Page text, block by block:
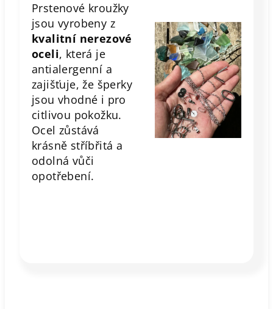
Prstenové kroužky
jsou vyrobeny z
kvalitní nerezové
oceli, která je
antialergenní a
zajišťuje, že šperky
jsou vhodné i pro
citlivou pokožku.
Ocel zůstává
krásně stříbřitá a
odolná vůči
opotřebení.